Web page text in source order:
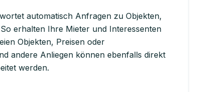
automatisch Anfragen zu Objekten,
erhalten Ihre Mieter und Interessenten
Objekten, Preisen oder
andere Anliegen können ebenfalls direkt
werden.